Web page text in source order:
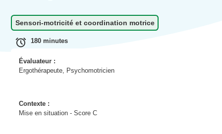
Sensori-motricité et coordination motrice
180 minutes
Évaluateur :
Ergothérapeute, Psychomotricien
Contexte :
Mise en situation - Score C